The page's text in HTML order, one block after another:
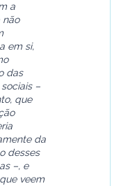
a
não
em si,
das
–
que
da
desses
–, e
veem